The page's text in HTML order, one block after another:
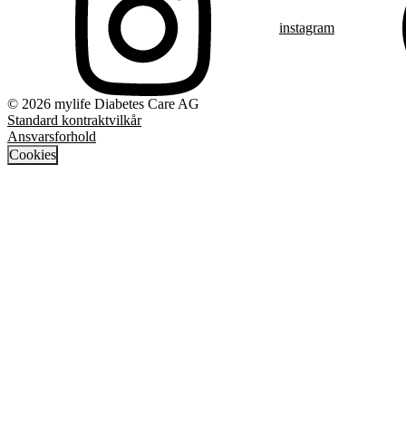
instagram
© 2026 mylife Diabetes Care AG
Standard kontraktvilkår
Ansvarsforhold
Cookies